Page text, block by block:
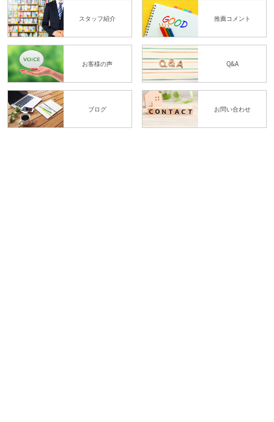
スタッフ紹介 推薦コメント
お客様の声 Q&A
ブログ お問い合わせ